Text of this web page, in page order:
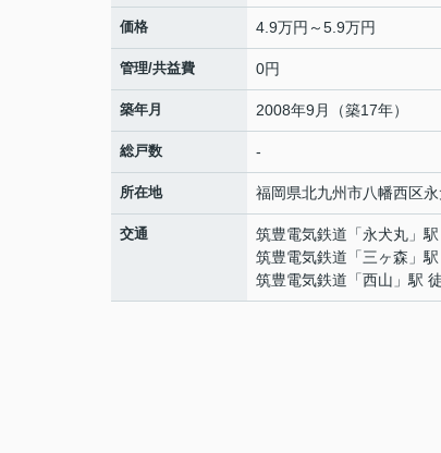
価格 4.9万円～5.9万円
管理/共益費 0円
築年月 2008年9月（築17年）
総戸数 -
所在地 福岡県北九州市八幡西区
交通 筑豊電気鉄道 「永犬丸 」
筑豊電気鉄道 「三ヶ森 」
筑豊電気鉄道 「西山 」駅